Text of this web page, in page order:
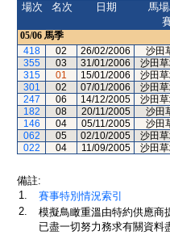
場次
名次 日期
馬
05/06 馬季
418
02 26/02/2006 沙田
355
03 31/01/2006 沙田
315
01 15/01/2006 沙田
301
02 07/01/2006 沙田
247
06 14/12/2005 沙田
182
08 20/11/2005 沙田
146
04 05/11/2005 沙田
062
05 02/10/2005 沙田
022
04 11/09/2005 沙田
備註:
1.
賽事特別情況索引
2.
模擬鳥瞰重溫由特約供應商
已盡一切努力務求有關資料